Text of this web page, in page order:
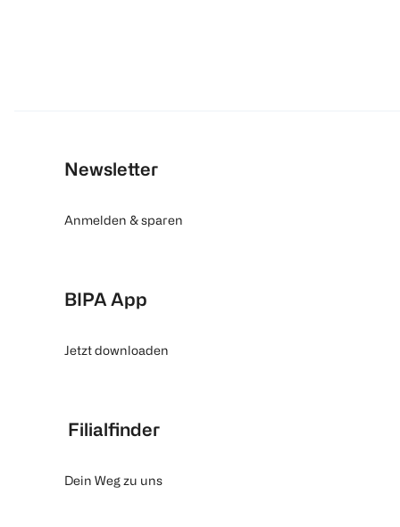
Newsletter
Anmelden & sparen
BIPA App
Jetzt downloaden
Filialfinder
Dein Weg zu uns